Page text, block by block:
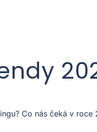
Co nás čeká v roce